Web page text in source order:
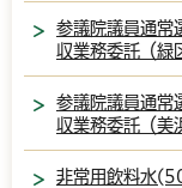
参議院議員通常
収業務委託（緑
参議院議員通常
収業務委託（美
非常用飲料水